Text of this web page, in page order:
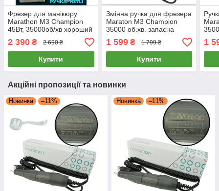
Фрезер для манікюру
Marathon M3 Champion
45Вт, 35000об/хв хороший
потужний професійний
манікюрний фрейзер
2 390 ₴ 2 690 ₴
Купити
Змінна ручка для фрезера
Maraton M3 Champion
35000 об.хв. запасна
ручка до фрезера
Маратон М3 Марафон
1 599₴ 1 799 ₴
Купити
1
Акційні пропозиції та новинки
Новинка –11% Новинка –11%